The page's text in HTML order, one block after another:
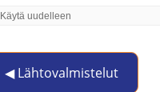
◀︎ Lähtovalmistelut